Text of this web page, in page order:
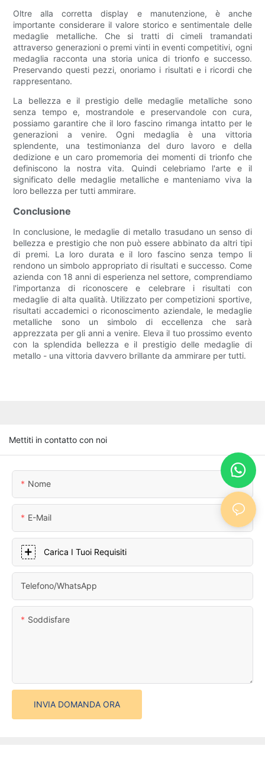
Oltre alla corretta display e manutenzione, è anche
importante considerare il valore storico e sentimentale delle
medaglie metalliche. Che si tratti di cimeli tramandati
attraverso generazioni o premi vinti in eventi competitivi, ogni
medaglia racconta una storia unica di trionfo e successo.
Preservando questi pezzi, onoriamo i risultati e i ricordi che
rappresentano.
La bellezza e il prestigio delle medaglie metalliche sono
senza tempo e, mostrandole e preservandole con cura,
possiamo garantire che il loro fascino rimanga intatto per le
generazioni a venire. Ogni medaglia è una vittoria
splendente, una testimonianza del duro lavoro e della
dedizione e un caro promemoria dei momenti di trionfo che
definiscono la nostra vita. Quindi celebriamo l'arte e il
significato delle medaglie metalliche e manteniamo viva la
loro bellezza per tutti ammirare.
Conclusione
In conclusione, le medaglie di metallo trasudano un senso di
bellezza e prestigio che non può essere abbinato da altri tipi
di premi. La loro durata e il loro fascino senza tempo li
rendono un simbolo appropriato di risultati e successo. Come
azienda con 18 anni di esperienza nel settore, comprendiamo
l'importanza di riconoscere e celebrare i risultati con
medaglie di alta qualità. Utilizzato per competizioni sportive,
risultati accademici o riconoscimento aziendale, le medaglie
metalliche sono un simbolo di eccellenza che sarà
apprezzata per gli anni a venire. Eleva il tuo prossimo evento
con la splendida bellezza e il prestigio delle medaglie di
metallo - una vittoria davvero brillante da ammirare per tutti.
Mettiti in contatto con noi
Nome
E-Mail
Carica I Tuoi Requisiti
Telefono/WhatsApp
Soddisfare
INVIA DOMANDA ORA